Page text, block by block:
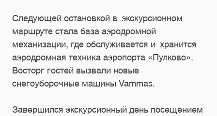
Следующей остановкой в экскурсионном
маршруте стала база аэродромной
механизации, где обслуживается и хранится
аэродромная техника аэропорта «Пулково».
Восторг гостей вызвали новые
снегоуборочные машины Vammas.
Завершился экскурсионный день посещением